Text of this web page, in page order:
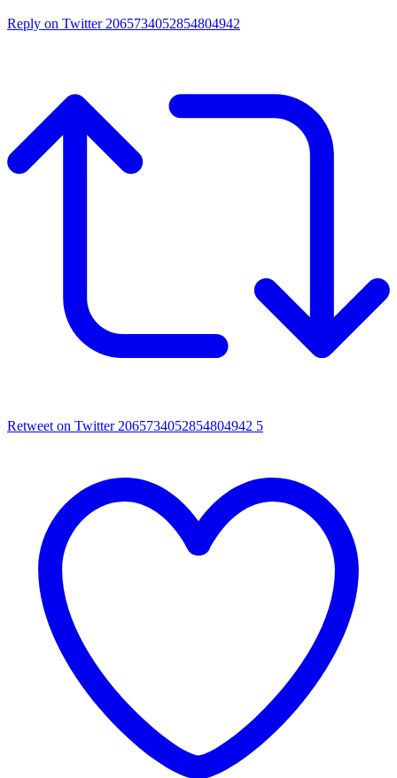
Reply on Twitter 2065734052854804942
Retweet on Twitter 2065734052854804942 5